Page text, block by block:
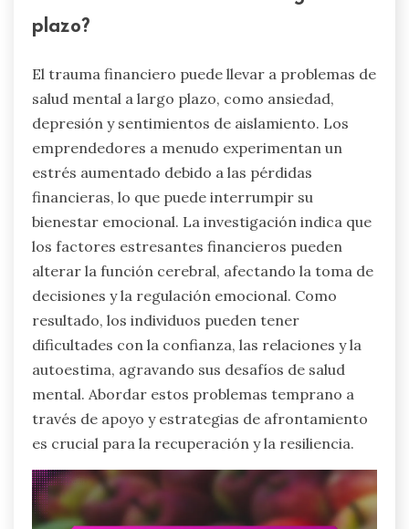
plazo?
El trauma financiero puede llevar a problemas de
salud mental a largo plazo, como ansiedad,
depresión y sentimientos de aislamiento. Los
emprendedores a menudo experimentan un
estrés aumentado debido a las pérdidas
financieras, lo que puede interrumpir su
bienestar emocional. La investigación indica que
los factores estresantes financieros pueden
alterar la función cerebral, afectando la toma de
decisiones y la regulación emocional. Como
resultado, los individuos pueden tener
dificultades con la confianza, las relaciones y la
autoestima, agravando sus desafíos de salud
mental. Abordar estos problemas temprano a
través de apoyo y estrategias de afrontamiento
es crucial para la recuperación y la resiliencia.